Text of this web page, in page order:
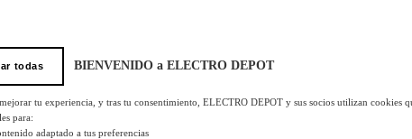
todas BIENVENIDO a ELECTRO DEPOT
tu experiencia, y tras tu consentimiento, ELECTRO DEPOT y sus socios utilizan cookies
para:
adaptado a tus preferencias